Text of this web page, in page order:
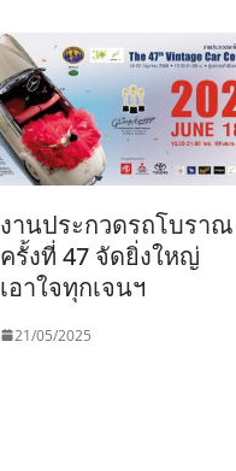
งานประกวดรถโบราณ
ครั้งที่ 47 จัดยิ่งใหญ่
เอาใจทุกเจนฯ
21/05/2025